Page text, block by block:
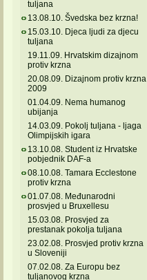
tuljana
13.08.10. Švedska bez krzna!
15.03.10. Djeca ljudi za djecu
tuljana
19.11.09. Hrvatskim dizajnom
protiv krzna
20.08.09. Dizajnom protiv krzna
2009
01.04.09. Nema humanog
ubijanja
14.03.09. Pokolj tuljana - ljaga
Olimpijskih igara
13.10.08. Student iz Hrvatske
pobjednik DAF-a
08.10.08. Tamara Ecclestone
protiv krzna
01.07.08. Međunarodni
prosvjed u Bruxellesu
15.03.08. Prosvjed za
prestanak pokolja tuljana
23.02.08. Prosvjed protiv krzna
u Sloveniji
07.02.08. Za Europu bez
tuljanovog krzna